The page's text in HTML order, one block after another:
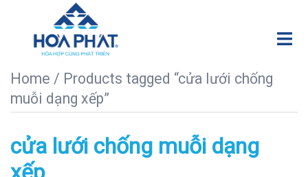
dung
Home / Products tagged “cửa lưới chống
muỗi dạng xếp”
cửa lưới chống muỗi dạng